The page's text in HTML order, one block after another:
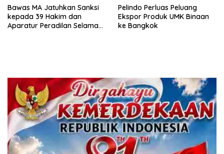
Bawas MA Jatuhkan Sanksi
kepada 39 Hakim dan
Aparatur Peradilan Selama
Pelindo Perluas Peluang
Ekspor Produk UMK Binaan
ke Bangkok